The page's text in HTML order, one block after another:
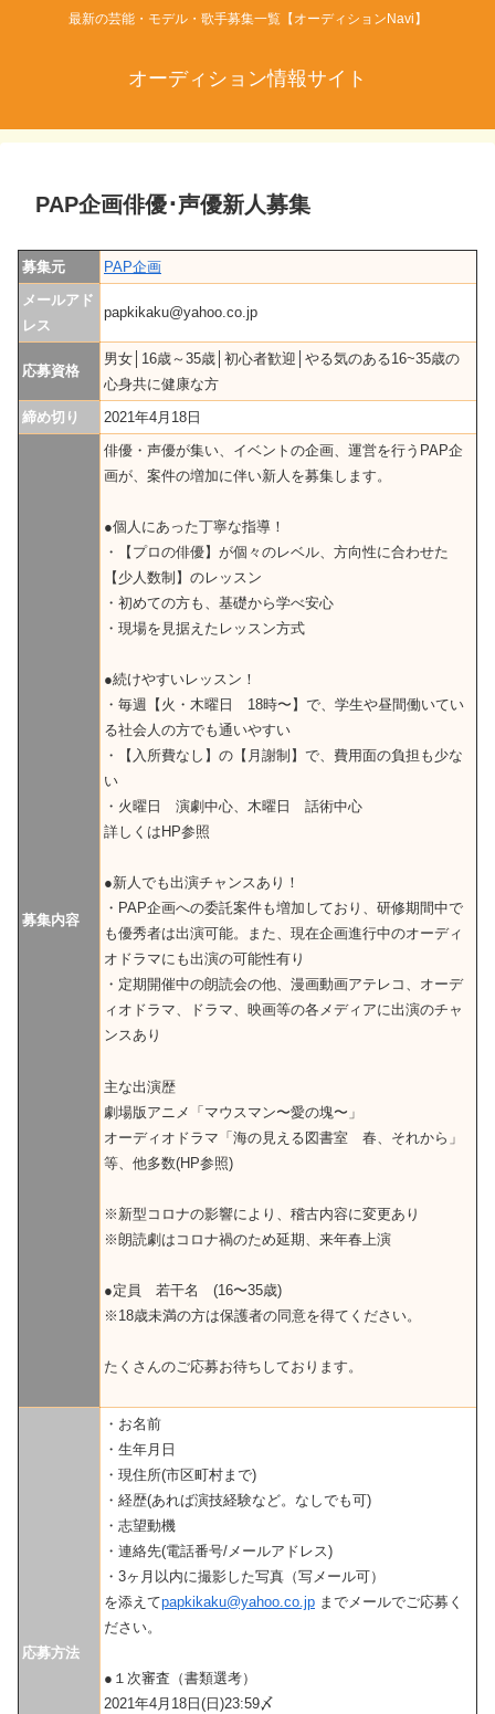
最新の芸能・モデル・歌手募集一覧【オーディションNavi】
オーディション情報サイト
PAP企画俳優･声優新人募集
募集元
PAP企画
メールアド
レス
papkikaku@yahoo.co.jp
応募資格
男女│16歳～35歳│初心者歓迎│やる気のある16~35歳の
心身共に健康な方
締め切り
2021年4月18日
募集内容
俳優・声優が集い、イベントの企画、運営を行うPAP企
画が、案件の増加に伴い新人を募集します。
●個人にあった丁寧な指導！
・【プロの俳優】が個々のレベル、方向性に合わせた
【少人数制】のレッスン
・初めての方も、基礎から学べ安心
・現場を見据えたレッスン方式
●続けやすいレッスン！
・毎週【火・木曜日 18時〜】で、学生や昼間働いてい
る社会人の方でも通いやすい
・【入所費なし】の【月謝制】で、費用面の負担も少な
い
・火曜日 演劇中心、木曜日 話術中心
詳しくはHP参照
●新人でも出演チャンスあり！
・PAP企画への委託案件も増加しており、研修期間中で
も優秀者は出演可能。また、現在企画進行中のオーディ
オドラマにも出演の可能性有り
・定期開催中の朗読会の他、漫画動画アテレコ、オーデ
ィオドラマ、ドラマ、映画等の各メディアに出演のチャ
ンスあり
主な出演歴
劇場版アニメ「マウスマン〜愛の塊〜」
オーディオドラマ「海の見える図書室 春、それから」
等、他多数(HP参照)
※新型コロナの影響により、稽古内容に変更あり
※朗読劇はコロナ禍のため延期、来年春上演
●定員 若干名 (16〜35歳)
※18歳未満の方は保護者の同意を得てください。
たくさんのご応募お待ちしております。
応募方法
・お名前
・生年月日
・現住所(市区町村まで)
・経歴(あれば演技経験など。なしでも可)
・志望動機
・連絡先(電話番号/メールアドレス)
・3ヶ月以内に撮影した写真（写メール可）
を添えてpapkikaku@yahoo.co.jp までメールでご応募く
ださい。
●１次審査（書類選考）
2021年4月18日(日)23:59〆